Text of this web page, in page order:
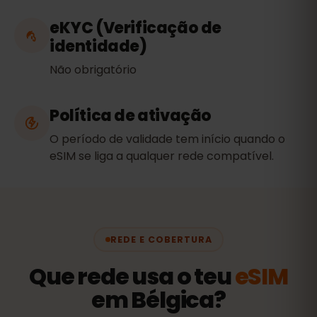
eKYC (Verificação de
identidade)
Não obrigatório
Política de ativação
O período de validade tem início quando o
eSIM se liga a qualquer rede compatível.
REDE E COBERTURA
Que rede usa o teueSIM
em Bélgica?